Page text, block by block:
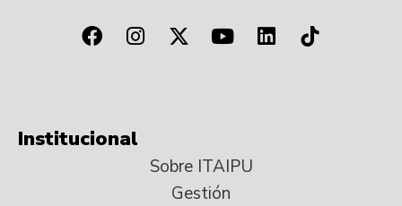
Institucional
Sobre ITAIPU
Gestión